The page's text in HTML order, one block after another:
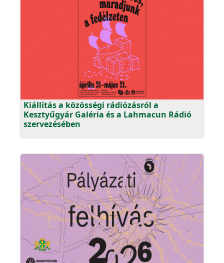
Kiállítás a közösségi rádiózásról a
Kesztyűgyár Galéria és a Lahmacun Rádió
szervezésében